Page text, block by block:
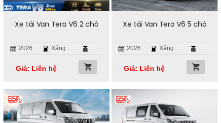
Xe tải Van Tera V6 2 chỗ
2026 Xăng
Giá: Liên hệ
Xe tải Van Tera V6 5 chỗ
2026 Xăng
Giá: Liên hệ